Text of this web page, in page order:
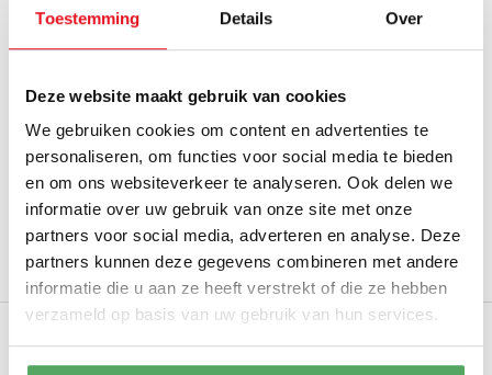
Toestemming Details Over
Deze website maakt gebruik van cookies
We gebruiken cookies om content en advertenties te
personaliseren, om functies voor social media te bieden
en om ons websiteverkeer te analyseren. Ook delen we
informatie over uw gebruik van onze site met onze
partners voor social media, adverteren en analyse. Deze
partners kunnen deze gegevens combineren met andere
informatie die u aan ze heeft verstrekt of die ze hebben
verzameld op basis van uw gebruik van hun services.
Pelgrim PVD25088L
Montage systeem: Deur-op-deur
FastFreeze snelvriesfunctie
LowFrost
Ontvang onze scherpste Jubileum Sale-prijs
via WhatsApp of e-mail. Klik hier
ETNA VS6088